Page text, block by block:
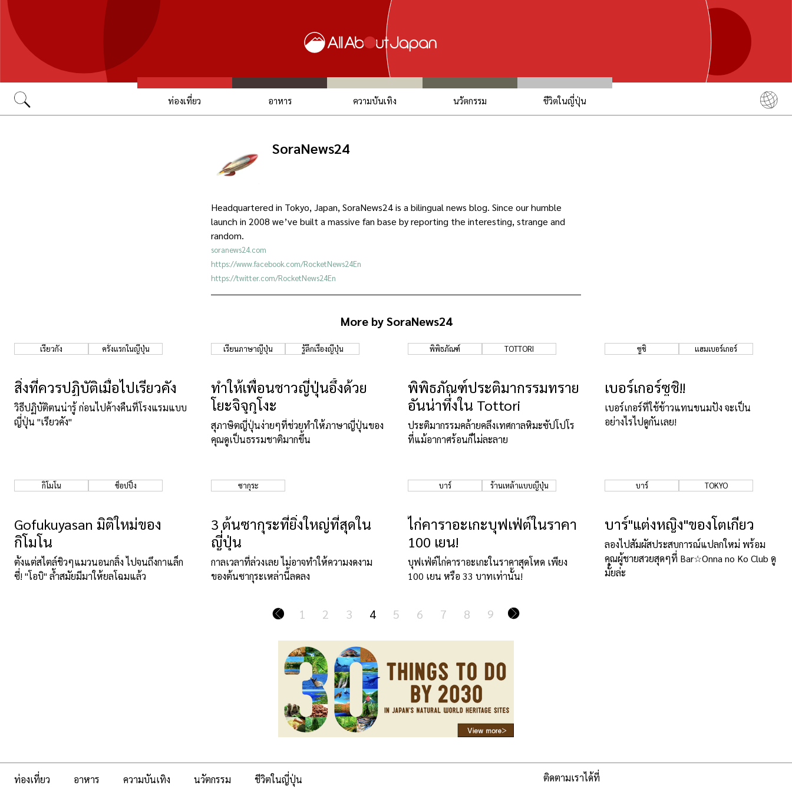
ท่องเที่ยว อาหาร ความบันเทิง นวัตกรรม ชีวิตในญี่ปุ่น
SoraNews24
Headquartered in Tokyo, Japan, SoraNews24 is a bilingual news blog. Since our humble
launch in 2008 we’ve built a massive fan base by reporting the interesting, strange and
random.
soranews24.com
https://www.facebook.com/RocketNews24En
https://twitter.com/RocketNews24En
More by SoraNews24
เรียวกัง ครั้งแรกในญี่ปุ่น
สิ่งที่ควรปฏิบัติเมื่อไปเรียวคัง
วิธีปฏิบัติตนน่ารู้ ก่อนไปค้างคืนที่โรงแรมแบบ
ญี่ปุ่น "เรียวคัง"
เรียนภาษาญี่ปุ่น รู้ลึกเรื่องญี่ปุ่น
ทำให้เพื่อนชาวญี่ปุ่นอึ้งด้วย
โยะจิจุกุโงะ
สุภาษิตญี่ปุ่นง่ายๆที่ช่วยทำให้ภาษาญี่ปุ่นของ
คุณดูเป็นธรรมชาติมากขึ้น
พิพิธภัณฑ์ TOTTORI
พิพิธภัณฑ์ประติมากรรมทราย
อันน่าทึ่งใน Tottori
ประติมากรรมคล้ายคลึงเทศกาลหิมะซัปโปโร
ที่แม้อากาศร้อนก็ไม่ละลาย
ซูชิ แฮมเบอร์เกอร์
เบอร์เกอร์ซูชิ!!
เบอร์เกอร์ที่ใช้ข้าวแทนขนมปัง จะเป็น
อย่างไรไปดูกันเลย!
กิโมโน ช็อปปิ้ง
Gofukuyasan มิติใหม่ของ
กิโมโน
ตั้งแต่สไตล์ชิวๆแมวนอนกลิ้ง ไปจนถึงกาแล็ก
ซี่! "โอบิ" ล้ำสมัยมีมาให้ยลโฉมแล้ว
ซากุระ
3 ต้นซากุระที่ยิ่งใหญ่ที่สุดใน
ญี่ปุ่น
กาลเวลาที่ล่วงเลย ไม่อาจทำให้ความงดงาม
ของต้นซากุระเหล่านี้ลดลง
บาร์ ร้านเหล้าแบบญี่ปุ่น
ไก่คาราอะเกะบุฟเฟ่ต์ในราคา
100 เยน!
บุฟเฟ่ต์ไก่คาราอะเกะในราคาสุดโหด เพียง
100 เยน หรือ 33 บาทเท่านั้น!
บาร์ TOKYO
บาร์"แต่งหญิง"ของโตเกียว
ลองไปสัมผัสประสบการณ์แปลกใหม่ พร้อม
คุณผู้ชายสวยสุดๆที่ Bar☆Onna no Ko Club ดู
มั้ยล่ะ
1 2 3 4 5 6 7 8 9
ท่องเที่ยว อาหาร ความบันเทิง นวัตกรรม ชีวิตในญี่ปุ่น ติดตามเราได้ที่